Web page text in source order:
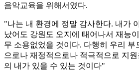
음악교육을 위해서였다.
"나는 내 환경에 정말 감사한다. 내가
났어도 강원도 오지에 태어나서 재능
무 소용없었을 것이다. 다행히 우리 부
으로나 재정적으로나 적극적으로 지
의 내가 있을 수 있는 것이다"